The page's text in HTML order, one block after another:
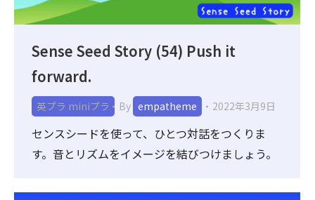
Sense Seed Story (54) Push it
forward.
英プラ miniプラ By empatheme 2022年3月9日
センスシードを使って、ひとつ対話をつくりま
す。音とリズムをイメージを結びつけましょう。